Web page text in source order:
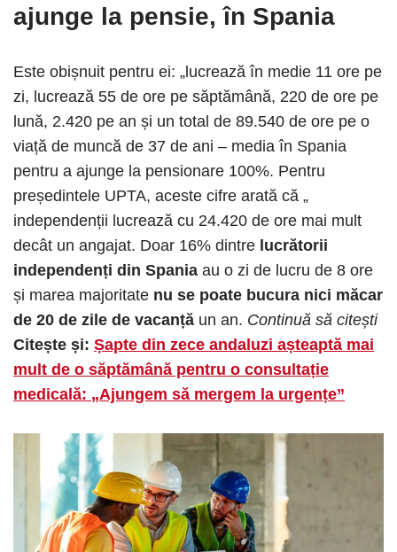
ajunge la pensie, în Spania
Este obișnuit pentru ei: „lucrează în medie 11 ore pe
zi, lucrează 55 de ore pe săptămână, 220 de ore pe
lună, 2.420 pe an și un total de 89.540 de ore pe o
viață de muncă de 37 de ani – media în Spania
pentru a ajunge la pensionare 100%. Pentru
președintele UPTA, aceste cifre arată că „
independenții lucrează cu 24.420 de ore mai mult
decât un angajat. Doar 16% dintre lucrătorii
independenți din Spania au o zi de lucru de 8 ore
și marea majoritate nu se poate bucura nici măcar
de 20 de zile de vacanță un an. Continuă să citești
Citește și: Șapte din zece andaluzi așteaptă mai
mult de o săptămână pentru o consultație
medicală: „Ajungem să mergem la urgențe”